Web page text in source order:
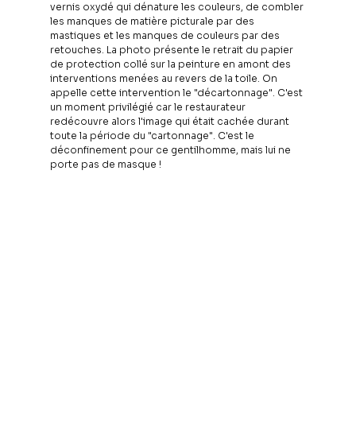
vernis oxydé qui dénature les couleurs, de combler
les manques de matière picturale par des
mastiques et les manques de couleurs par des
retouches. La photo présente le retrait du papier
de protection collé sur la peinture en amont des
interventions menées au revers de la toile. On
appelle cette intervention le "décartonnage". C'est
un moment privilégié car le restaurateur
redécouvre alors l'image qui était cachée durant
toute la période du "cartonnage". C'est le
déconfinement pour ce gentilhomme, mais lui ne
porte pas de masque !